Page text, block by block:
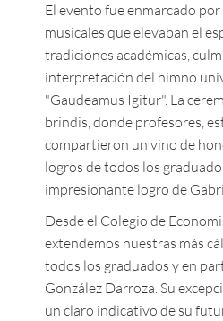
El evento fue enmarcado
musicales que elevaban el
tradiciones académicas,
interpretación del himno
"Gaudeamus Igitur". La
brindis, donde profesores,
compartieron un vino de
logros de todos los
impresionante logro de
Desde el Colegio de
extendemos nuestras más
todos los graduados y en
González Darroza. Su
un claro indicativo de su